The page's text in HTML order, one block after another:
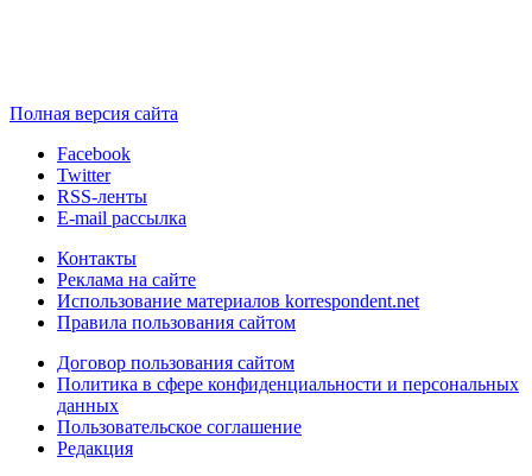
Полная версия сайта
Facebook
Twitter
RSS-ленты
E-mail рассылка
Контакты
Реклама на сайте
Использование материалов korrespondent.net
Правила пользования сайтом
Договор пользования сайтом
Политика в сфере конфиденциальности и персональных
данных
Пользовательское соглашение
Редакция